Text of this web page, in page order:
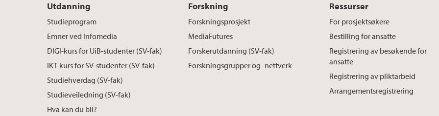
Utdanning
Studieprogram
Emner ved Infomedia
DIGI-kurs for UiB-studenter (SV-fak)
IKT-kurs for SV-studenter (SV-fak)
Studiehverdag (SV-fak)
Studieveiledning (SV-fak)
Hva kan du bli?
Forskning
Forskningsprosjekt
MediaFutures
Forskerutdanning (SV-fak)
Forskningsgrupper og -nettverk
Ressurser
For prosjektsøkere
Bestilling for ansatte
Registrering av besøkende for
ansatte
Registrering av pliktarbeid
Arrangementsregistrering